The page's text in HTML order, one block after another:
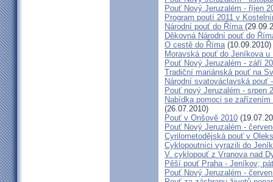
Pouť Nový Jeruzalém - říjen
Program poutí 2011 v
Národní pouť do Říma
Děkovná Národní pouť do
O cestě do Říma(10.09.2010)
Moravská pouť do Jeníkova u
Pouť Nový Jeruzalém - září
Tradiční mariánská pouť na
Národní svatováclavská pouť
Pouť nový Jeruzalém - srpen
Nabídka pomoci se
(26.07.2010)
Pouť v Onšově 2010
Pouť Nový Jeruzalém -
Cyrilometodějská pouť v
Cyklopoutníci vyrazili do
V. cyklopouť z Vranova nad
Pěší pouť Praha - Jeníkov;
Pouť Nový Jeruzalém -